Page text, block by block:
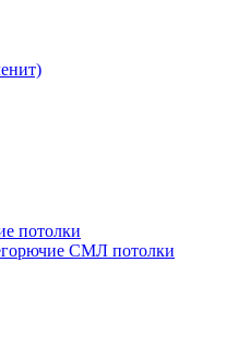
потолки
СМЛ потолки